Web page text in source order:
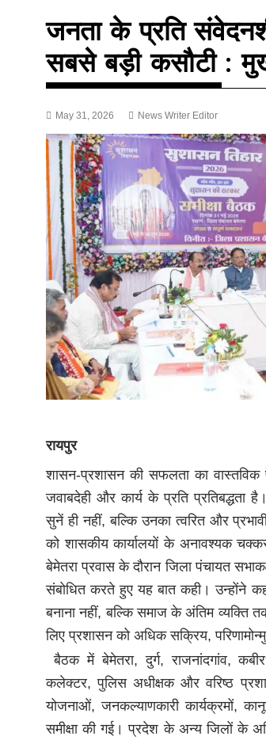
जनता के प्रति
सबसे बड़ी कसौटी :
May 31, 2026 News Writer Editor
रायपुर
शासन-प्रशासन की सफलता का वास्तविक
जवाबदेही और कार्य के प्रति
सुनें ही नहीं, बल्कि उनका त्वरित और
को शासकीय कार्यालयों के अनावश्यक
बेमेतरा प्रवास के दौरान जिला पंचायत
संबोधित करते हुए यह बात कही। उन्होंने
बनाना नहीं, बल्कि समाज के अंतिम व्यक्ति
लिए प्रशासन को अधिक सक्रिय,
बैठक में बेमेतरा, दुर्ग, राजनांदगांव,
कलेक्टर, पुलिस अधीक्षक और वरिष्ठ
योजनाओं, जनकल्याणकारी कार्यक्रमों,
समीक्षा की गई। प्रदेश के अन्य जिलों के